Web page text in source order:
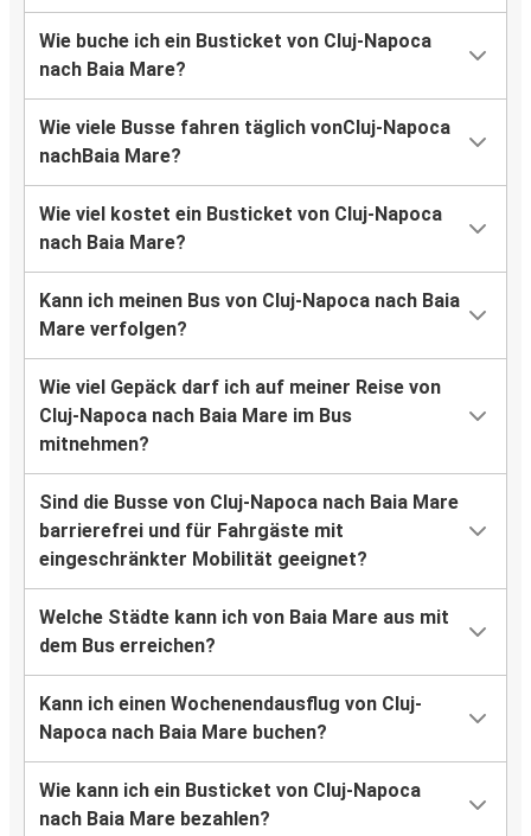
Wie buche ich ein Busticket von Cluj-Napoca
nach Baia Mare?
Wie viele Busse fahren täglich vonCluj-Napoca
nachBaia Mare?
Wie viel kostet ein Busticket von Cluj-Napoca
nach Baia Mare?
Kann ich meinen Bus von Cluj-Napoca nach Baia
Mare verfolgen?
Wie viel Gepäck darf ich auf meiner Reise von
Cluj-Napoca nach Baia Mare im Bus
mitnehmen?
Sind die Busse von Cluj-Napoca nach Baia Mare
barrierefrei und für Fahrgäste mit
eingeschränkter Mobilität geeignet?
Welche Städte kann ich von Baia Mare aus mit
dem Bus erreichen?
Kann ich einen Wochenendausflug von Cluj-
Napoca nach Baia Mare buchen?
Wie kann ich ein Busticket von Cluj-Napoca
nach Baia Mare bezahlen?